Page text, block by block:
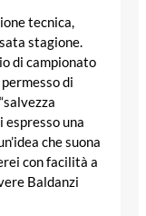
tecnica,
stagione.
di campionato
di
espresso una
che suona
con facilità a
Baldanzi